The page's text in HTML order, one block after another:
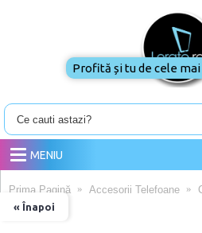
MENIU
« Înapoi
Prima Pagină Accesorii Telefoane
Profită și tu de cele